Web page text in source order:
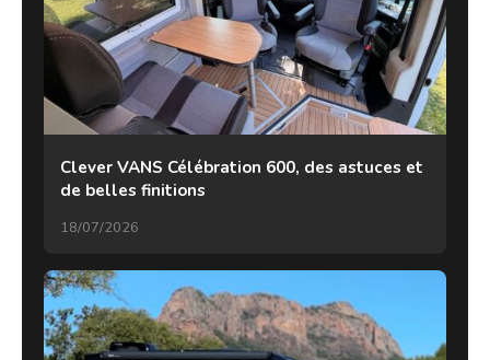
Clever VANS Célébration 600, des astuces et
de belles finitions
18/07/2026